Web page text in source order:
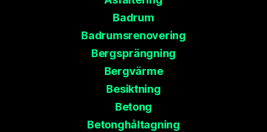
Badrum
Badrumsrenovering
Bergsprängning
Bergvärme
Besiktning
Betong
Betonghåltagning